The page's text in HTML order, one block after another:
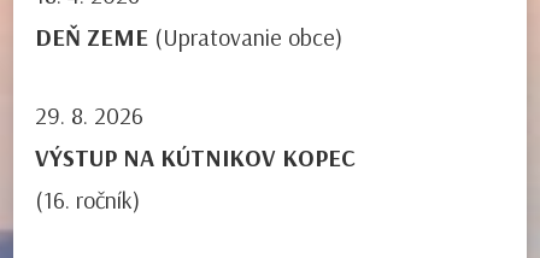
DEŇ ZEME (Upratovanie obce)
29. 8. 2026
VÝSTUP NA KÚTNIKOV KOPEC
(16. ročník)